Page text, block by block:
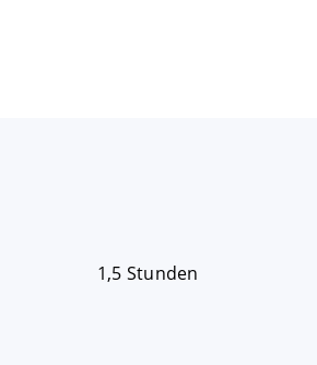
1,5 Stunden